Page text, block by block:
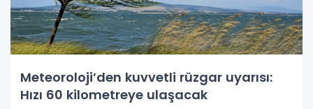
Meteoroloji’den kuvvetli rüzgar uyarısı:
Hızı 60 kilometreye ulaşacak